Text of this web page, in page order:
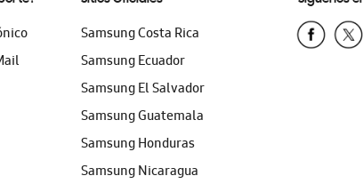
Samsung Costa Rica
Samsung Ecuador
Samsung El Salvador
Samsung Guatemala
Samsung Honduras
Samsung Nicaragua